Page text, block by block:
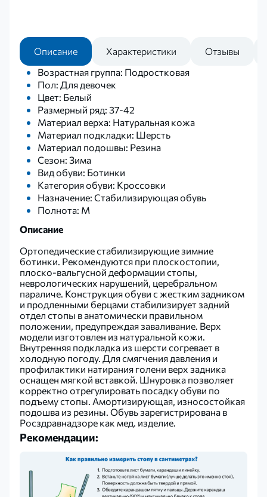
Описание Характеристики
Отзывы
Возрастная группа: Подростковая
Пол: Для девочек
Цвет: Белый
Размерный ряд: 37-42
Материал верха: Натуральная кожа
Материал подкладки: Шерсть
Материал подошвы: Резина
Сезон: Зима
Вид обуви: Ботинки
Категория обуви: Кроссовки
Назначение: Стабилизирующая обувь
Полнота: M
Описание
Ортопедические стабилизирующие зимние
ботинки. Рекомендуются при плоскостопии,
плоско-вальгусной деформации стопы,
неврологических нарушений, церебральном
параличе. Конструкция обуви с жестким задником
и продленными берцами стабилизирует задний
отдел стопы в анатомически правильном
положении, предупреждая заваливание. Верх
модели изготовлен из натуральной кожи.
Внутренняя подкладка из шерсти согревает в
холодную погоду. Для смягчения давления и
профилактики натирания голени верх задника
оснащен мягкой вставкой. Шнуровка позволяет
корректно отрегулировать посадку обуви по
подъему стопы. Амортизирующая, износостойкая
подошва из резины. Обувь зарегистрирована в
Росздравнадзоре как мед. изделие.
Рекомендации: